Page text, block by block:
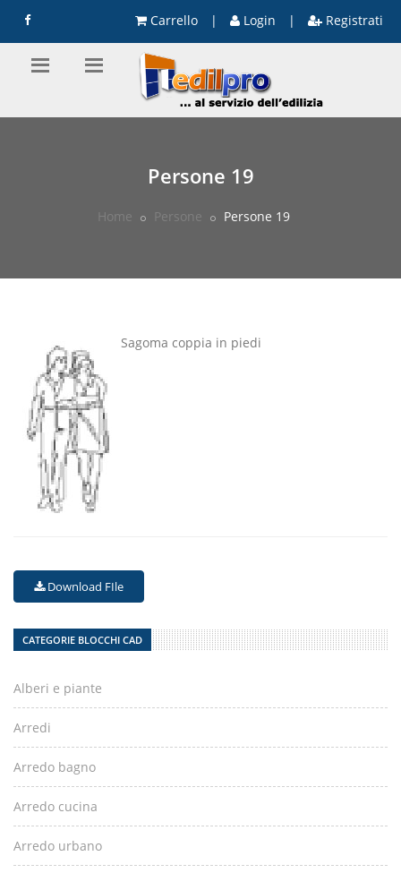
Carrello | Login | Registrati
Persone 19
Home Persone Persone 19
Sagoma coppia in piedi
Download FIle
CATEGORIE BLOCCHI CAD
Alberi e piante
Arredi
Arredo bagno
Arredo cucina
Arredo urbano